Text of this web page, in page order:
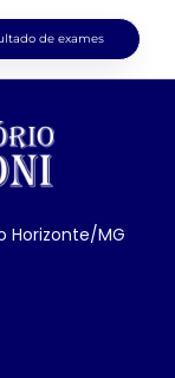
de exames
Horizonte/MG